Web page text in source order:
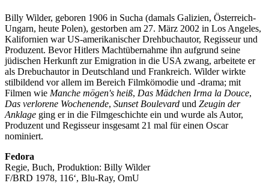
Billy Wilder, geboren 1906 in Sucha (damals Galizien, Österreich-
Ungarn, heute Polen), gestorben am 27. März 2002 in Los Angeles,
Kalifornien war US-amerikanischer Drehbuchautor, Regisseur und
Produzent. Bevor Hitlers Machtübernahme ihn aufgrund seine
jüdischen Herkunft zur Emigration in die USA zwang, arbeitete er
als Drebuchautor in Deutschland und Frankreich. Wilder wirkte
stilbildend vor allem im Bereich Filmkömodie und -drama; mit
Filmen wie Manche mögen's heiß, Das Mädchen Irma la Douce,
Das verlorene Wochenende, Sunset Boulevard und Zeugin der
Anklage ging er in die Filmgeschichte ein und wurde als Autor,
Produzent und Regisseur insgesamt 21 mal für einen Oscar
nominiert.
Fedora
Regie, Buch, Produktion: Billy Wilder
F/BRD 1978, 116‘, Blu-Ray, OmU